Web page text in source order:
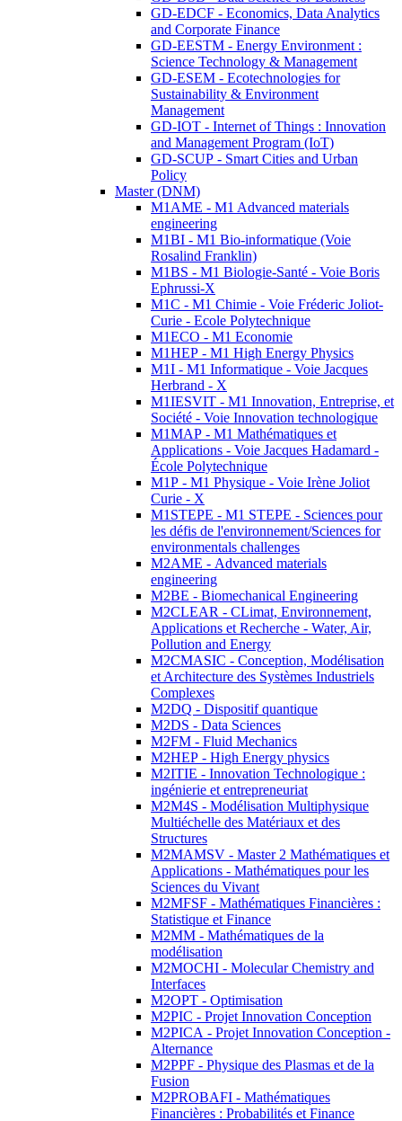
GD-EDCF - Economics, Data Analytics
and Corporate Finance
GD-EESTM - Energy Environment :
Science Technology & Management
GD-ESEM - Ecotechnologies for
Sustainability & Environment
Management
GD-IOT - Internet of Things : Innovation
and Management Program (IoT)
GD-SCUP - Smart Cities and Urban
Policy
Master (DNM)
M1AME - M1 Advanced materials
engineering
M1BI - M1 Bio-informatique (Voie
Rosalind Franklin)
M1BS - M1 Biologie-Santé - Voie Boris
Ephrussi-X
M1C - M1 Chimie - Voie Fréderic Joliot-
Curie - Ecole Polytechnique
M1ECO - M1 Economie
M1HEP - M1 High Energy Physics
M1I - M1 Informatique - Voie Jacques
Herbrand - X
M1IESVIT - M1 Innovation, Entreprise, et
Société - Voie Innovation technologique
M1MAP - M1 Mathématiques et
Applications - Voie Jacques Hadamard -
École Polytechnique
M1P - M1 Physique - Voie Irène Joliot
Curie - X
M1STEPE - M1 STEPE - Sciences pour
les défis de l'environnement/Sciences for
environmentals challenges
M2AME - Advanced materials
engineering
M2BE - Biomechanical Engineering
M2CLEAR - CLimat, Environnement,
Applications et Recherche - Water, Air,
Pollution and Energy
M2CMASIC - Conception, Modélisation
et Architecture des Systèmes Industriels
Complexes
M2DQ - Dispositif quantique
M2DS - Data Sciences
M2FM - Fluid Mechanics
M2HEP - High Energy physics
M2ITIE - Innovation Technologique :
ingénierie et entrepreneuriat
M2M4S - Modélisation Multiphysique
Multiéchelle des Matériaux et des
Structures
M2MAMSV - Master 2 Mathématiques et
Applications - Mathématiques pour les
Sciences du Vivant
M2MFSF - Mathématiques Financières :
Statistique et Finance
M2MM - Mathématiques de la
modélisation
M2MOCHI - Molecular Chemistry and
Interfaces
M2OPT - Optimisation
M2PIC - Projet Innovation Conception
M2PICA - Projet Innovation Conception -
Alternance
M2PPF - Physique des Plasmas et de la
Fusion
M2PROBAFI - Mathématiques
Financières : Probabilités et Finance